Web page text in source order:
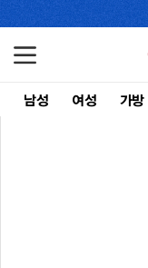
남성 여성 가방